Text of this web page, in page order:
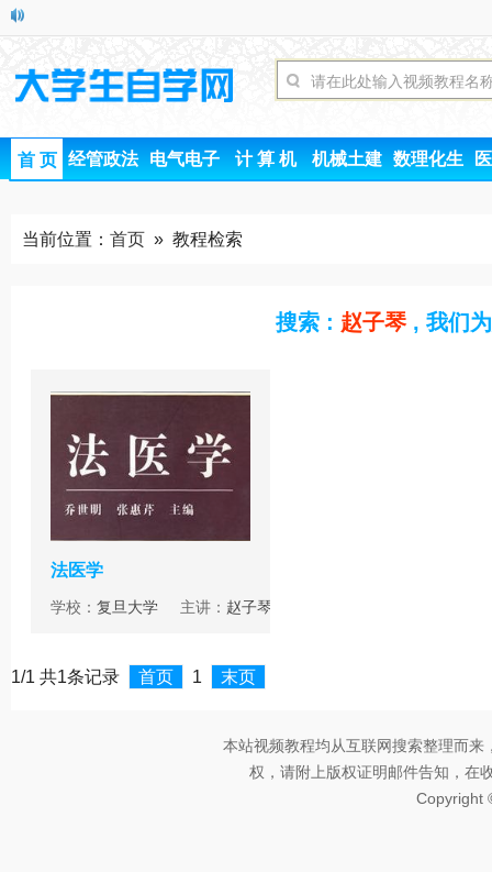
首 页 经管政法 电气电子 计 算 机 机械土建 数理化生
当前位置： 首页 » 教程检索
搜索 : 赵子琴 , 我们
法医学
学校： 复旦大学 主讲： 赵子琴
1/1 共1条记录 首页 1 末页
本站视频教程均从互联网搜索整理而
权，请附上版权证明邮件告知，在
Copyright